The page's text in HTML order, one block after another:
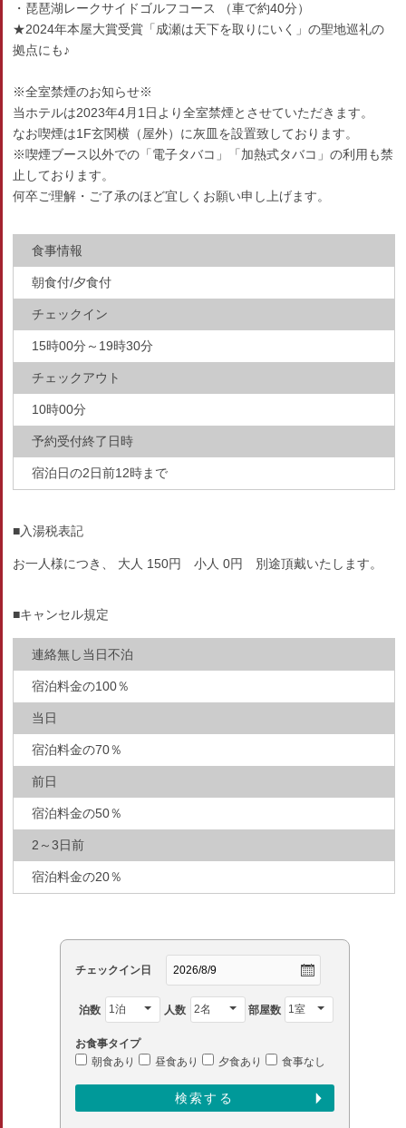
・琵琶湖レークサイドゴルフコース （車で約40分）
★2024年本屋大賞受賞「成瀬は天下を取りにいく」の聖地巡礼の
拠点にも♪
※全室禁煙のお知らせ※
当ホテルは2023年4月1日より全室禁煙とさせていただきます。
なお喫煙は1F玄関横（屋外）に灰皿を設置致しております。
※喫煙ブース以外での「電子タバコ」「加熱式タバコ」の利用も禁
止しております。
何卒ご理解・ご了承のほど宜しくお願い申し上げます。
食事情報
朝食付/夕食付
チェックイン
15時00分～19時30分
チェックアウト
10時00分
予約受付終了日時
宿泊日の2日前12時まで
■入湯税表記
お一人様につき、 大人 150円 小人 0円 別途頂戴いたします。
■キャンセル規定
連絡無し当日不泊
宿泊料金の100％
当日
宿泊料金の70％
前日
宿泊料金の50％
2～3日前
宿泊料金の20％
チェックイン日
泊数 人数 部屋数
お食事タイプ
朝食あり
昼食あり 夕食あり 食事なし